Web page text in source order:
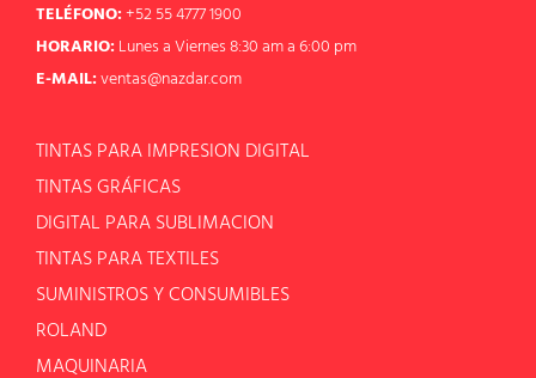
TELÉFONO:+52 55 4777 1900
HORARIO: Lunes a Viernes 8:30 am a 6:00 pm
E-MAIL:ventas@nazdar.com
TINTAS PARA IMPRESION DIGITAL
TINTAS GRÁFICAS
DIGITAL PARA SUBLIMACION
TINTAS PARA TEXTILES
SUMINISTROS Y CONSUMIBLES
ROLAND
MAQUINARIA